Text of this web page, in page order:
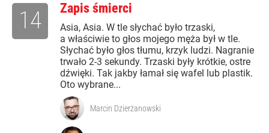
Zapis śmierci
Asia, Asia. W tle słychać było trzaski,
a właściwie to głos mojego męża był w tle.
Słychać było głos tłumu, krzyk ludzi. Nagranie
trwało 2-3 sekundy. Trzaski były krótkie, ostre
dźwięki. Tak jakby łamał się wafel lub plastik.
Oto wybrane...
14
Marcin Dzierżanowski